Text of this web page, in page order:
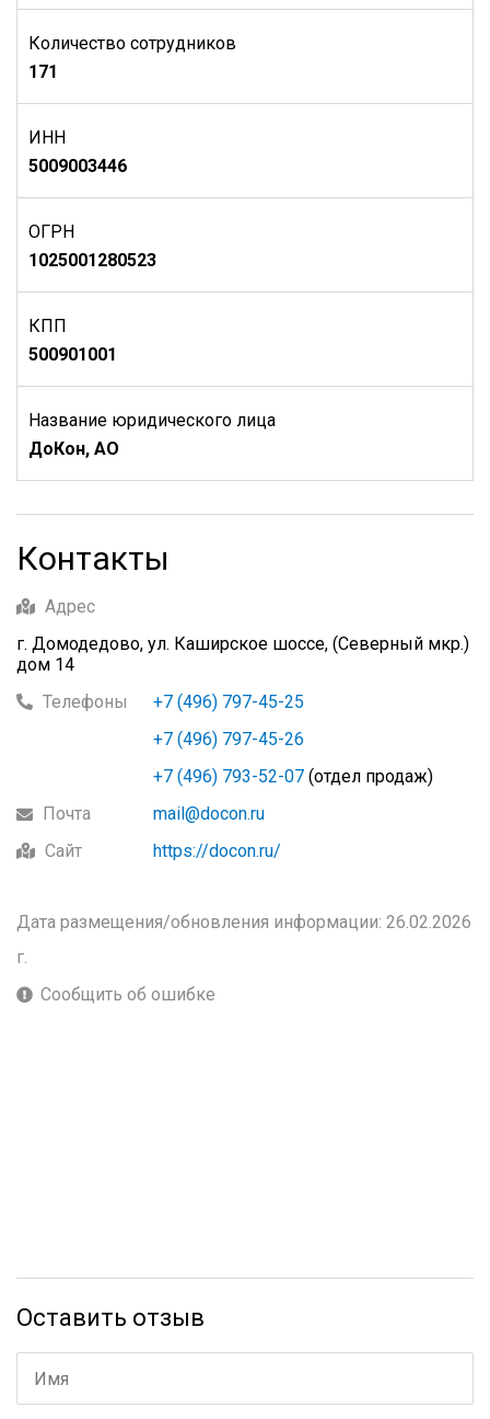
Количество сотрудников
171
ИНН
5009003446
ОГРН
1025001280523
КПП
500901001
Название юридического лица
ДоКон, АО
Контакты
Адрес
г. Домодедово, ул. Каширское шоссе, (Северный мкр.)
дом 14
Телефоны
+7 (496) 797-45-25
+7 (496) 797-45-26
+7 (496) 793-52-07 (отдел продаж)
Почта
mail@docon.ru
Сайт
https://docon.ru/
Дата размещения/обновления информации: 26.02.2026
г.
Сообщить об ошибке
Оставить отзыв